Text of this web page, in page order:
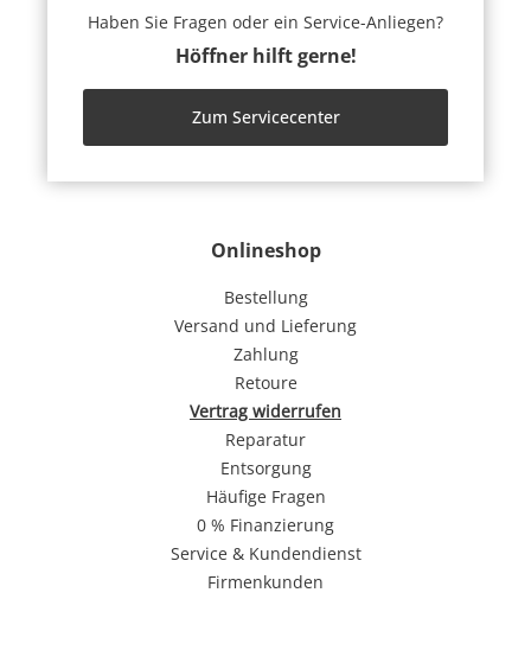
Onlineshop
Bestellung
Versand und Lieferung
Zahlung
Retoure
Vertrag widerrufen
Reparatur
Entsorgung
Häufige Fragen
0 % Finanzierung
Service & Kundendienst
Firmenkunden
Haben Sie Fragen oder ein Service-Anliegen?
Höffner hilft gerne!
Zum Servicecenter